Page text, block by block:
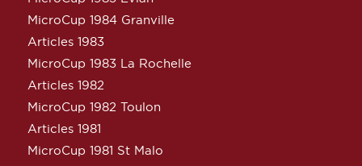
MicroCup 1984 Granville
Articles 1983
MicroCup 1983 La Rochelle
Articles 1982
MicroCup 1982 Toulon
Articles 1981
MicroCup 1981 St Malo